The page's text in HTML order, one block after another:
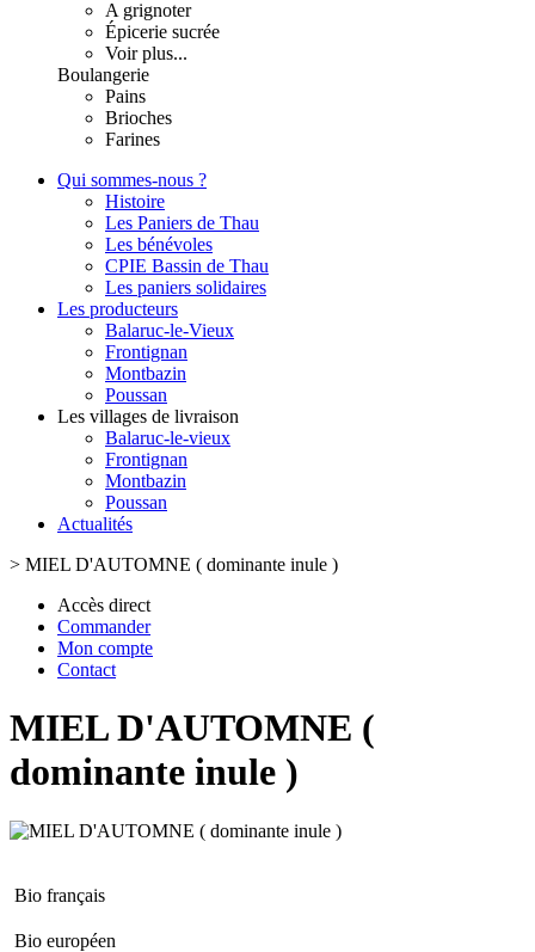
A grignoter
Épicerie sucrée
Voir plus...
Boulangerie
Pains
Brioches
Farines
Qui sommes-nous ?
Histoire
Les Paniers de Thau
Les bénévoles
CPIE Bassin de Thau
Les paniers solidaires
Les producteurs
Balaruc-le-Vieux
Frontignan
Montbazin
Poussan
Les villages de livraison
Balaruc-le-vieux
Frontignan
Montbazin
Poussan
Actualités
> MIEL D'AUTOMNE ( dominante inule )
Accès direct
Commander
Mon compte
Contact
MIEL D'AUTOMNE (
dominante inule )
Bio français
Bio européen